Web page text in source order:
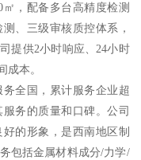
，配备多台高精度检测
、三级审核质控体系，
提供2小时响应、24小时
成本。
全国，累计服务企业超
务的质量和口碑。公司
的形象，是西南地区制
包括金属材料成分/力学/